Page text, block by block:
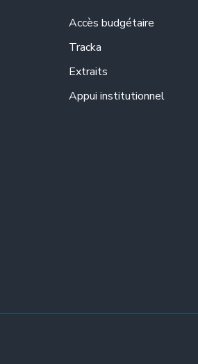
Accès budgétaire
Tracka
Extraits
Appui institutionnel